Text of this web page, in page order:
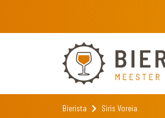
Bierista Siris Voreia